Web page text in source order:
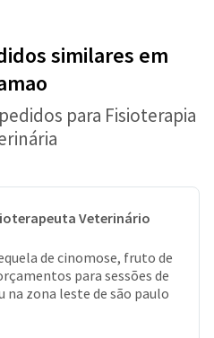
similares em
para Fisioterapia
Veterinário
de cinomose, fruto de
para sessões de
zona leste de são paulo